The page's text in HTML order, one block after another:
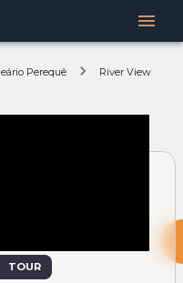
Perequê
River View
TOUR